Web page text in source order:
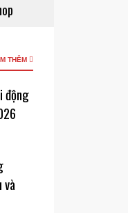
THÊM
động
và